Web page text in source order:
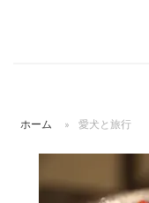
ホーム » 愛犬と旅行